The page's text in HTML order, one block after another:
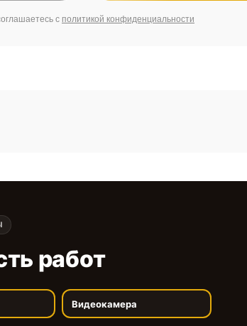
с политикой конфиденциальности
работ
Видеокамера